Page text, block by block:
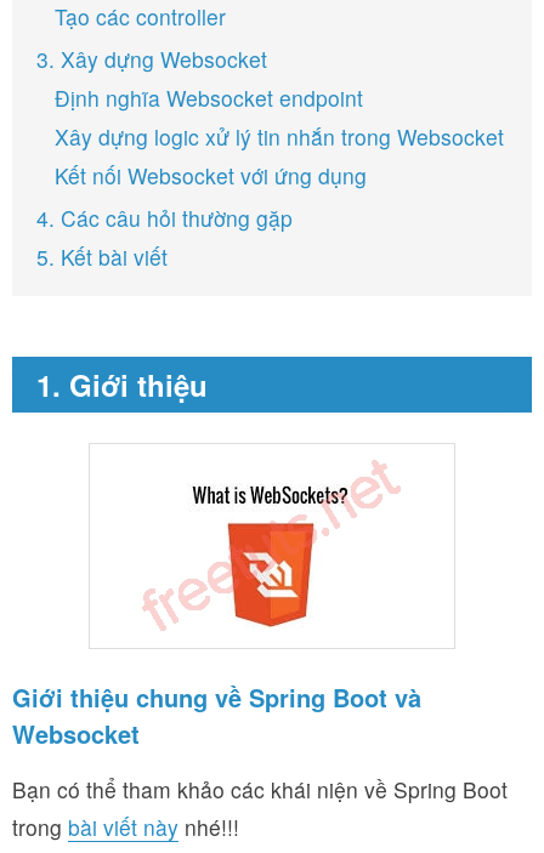
Tạo các controller
3. Xây dựng Websocket
Định nghĩa Websocket endpoint
Xây dựng logic xử lý tin nhắn trong Websocket
Kết nối Websocket với ứng dụng
4. Các câu hỏi thường gặp
5. Kết bài viết
1. Giới thiệu
Giới thiệu chung về Spring Boot và
Websocket
Bạn có thể tham khảo các khái niện về Spring Boot
trong bài viết này nhé!!!